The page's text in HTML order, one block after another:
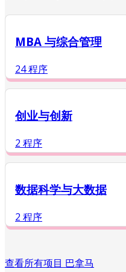
MBA 与综合管理
24 程序
创业与创新
2 程序
数据科学与大数据
2 程序
查看所有项目 巴拿马